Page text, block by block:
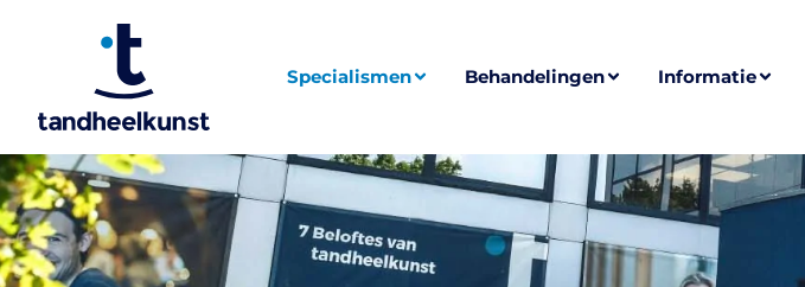
Specialismen Behandelingen Informatie